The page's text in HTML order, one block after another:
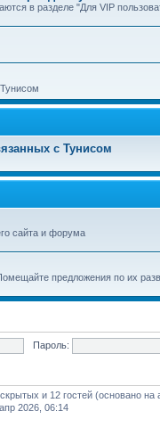
в разделе "Для VIP
с Тунисом
сайта и форума
предложения по их
Пароль:
и 12 гостей (основано
2026, 06:14